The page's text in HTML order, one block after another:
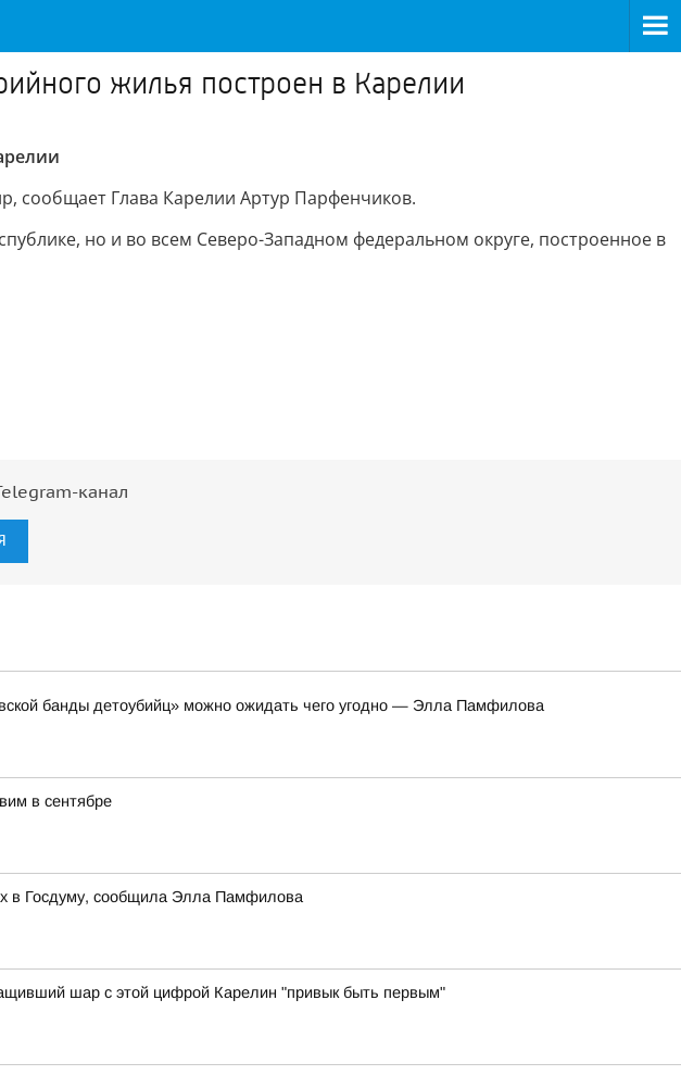
жилья построен в Карелии
сообщает Глава Карелии Артур Парфенчиков.
но и во всем Северо-Западном федеральном округе, построенное в
канал
банды детоубийц» можно ожидать чего угодно — Элла Памфилова
в сентябре
в Госдуму, сообщила Элла Памфилова
шар с этой цифрой Карелин "привык быть первым"